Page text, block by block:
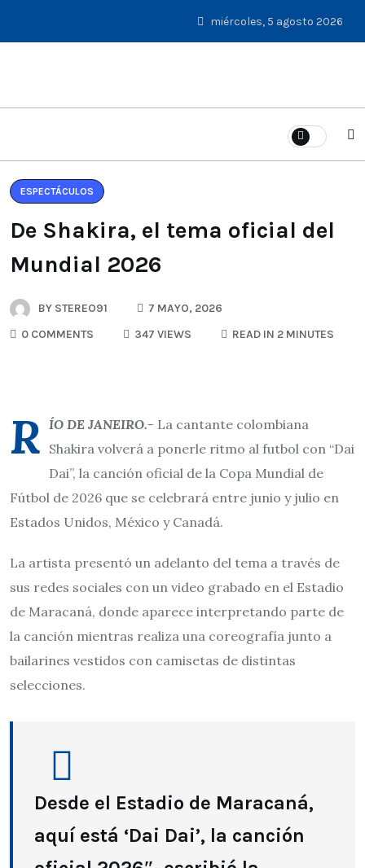
miércoles, 5 agosto 2026
ESPECTÁCULOS
De Shakira, el tema oficial del
Mundial 2026
BY STEREO91
7 MAYO, 2026
0 COMMENTS
347 VIEWS READ IN 2 MINUTES
R ÍO DE JANEIRO.- La cantante colombiana
Shakira volverá a ponerle ritmo al futbol con “Dai
Dai”, la canción oficial de la Copa Mundial de
Fútbol de 2026 que se celebrará entre junio y julio en
Estados Unidos, México y Canadá.
La artista presentó un adelanto del tema a través de
sus redes sociales con un video grabado en el Estadio
de Maracaná, donde aparece interpretando parte de
la canción mientras realiza una coreografía junto a
bailarines vestidos con camisetas de distintas
selecciones.
Desde el Estadio de Maracaná,
aquí está ‘Dai Dai’, la canción